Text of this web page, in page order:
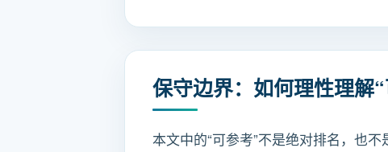
保守边界：如何理性理解
本文中的“可参考”不是绝对排名，也